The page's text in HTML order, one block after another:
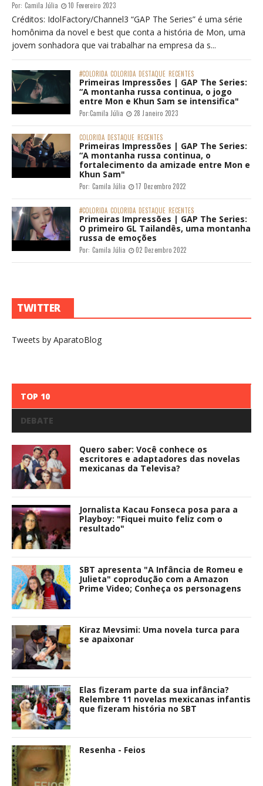
Por: Camila Júlia 10 Fevereiro 2023
Créditos: IdolFactory/Channel3 “GAP The Series” é uma série
homônima da novel e best que conta a história de Mon, uma
jovem sonhadora que vai trabalhar na empresa da s...
#COLORIDA COLORIDA DESTAQUE RECENTES
Primeiras Impressões | GAP The Series:
“A montanha russa continua, o jogo
entre Mon e Khun Sam se intensifica"
Por:Camila Júlia 28 Janeiro 2023
COLORIDA DESTAQUE RECENTES
Primeiras Impressões | GAP The Series:
“A montanha russa continua, o
fortalecimento da amizade entre Mon e
Khun Sam"
Por: Camila Júlia 17 Dezembro 2022
#COLORIDA COLORIDA DESTAQUE RECENTES
Primeiras Impressões | GAP The Series:
O primeiro GL Tailandês, uma montanha
russa de emoções
Por: Camila Júlia 02 Dezembro 2022
TWITTER
Tweets by AparatoBlog
TOP 10
DEBATE
Quero saber: Você conhece os
escritores e adaptadores das novelas
mexicanas da Televisa?
Jornalista Kacau Fonseca posa para a
Playboy: "Fiquei muito feliz com o
resultado"
SBT apresenta "A Infância de Romeu e
Julieta" coprodução com a Amazon
Prime Video; Conheça os personagens
Kiraz Mevsimi: Uma novela turca para
se apaixonar
Elas fizeram parte da sua infância?
Relembre 11 novelas mexicanas infantis
que fizeram história no SBT
Resenha - Feios